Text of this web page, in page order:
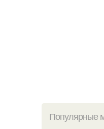
Популярные